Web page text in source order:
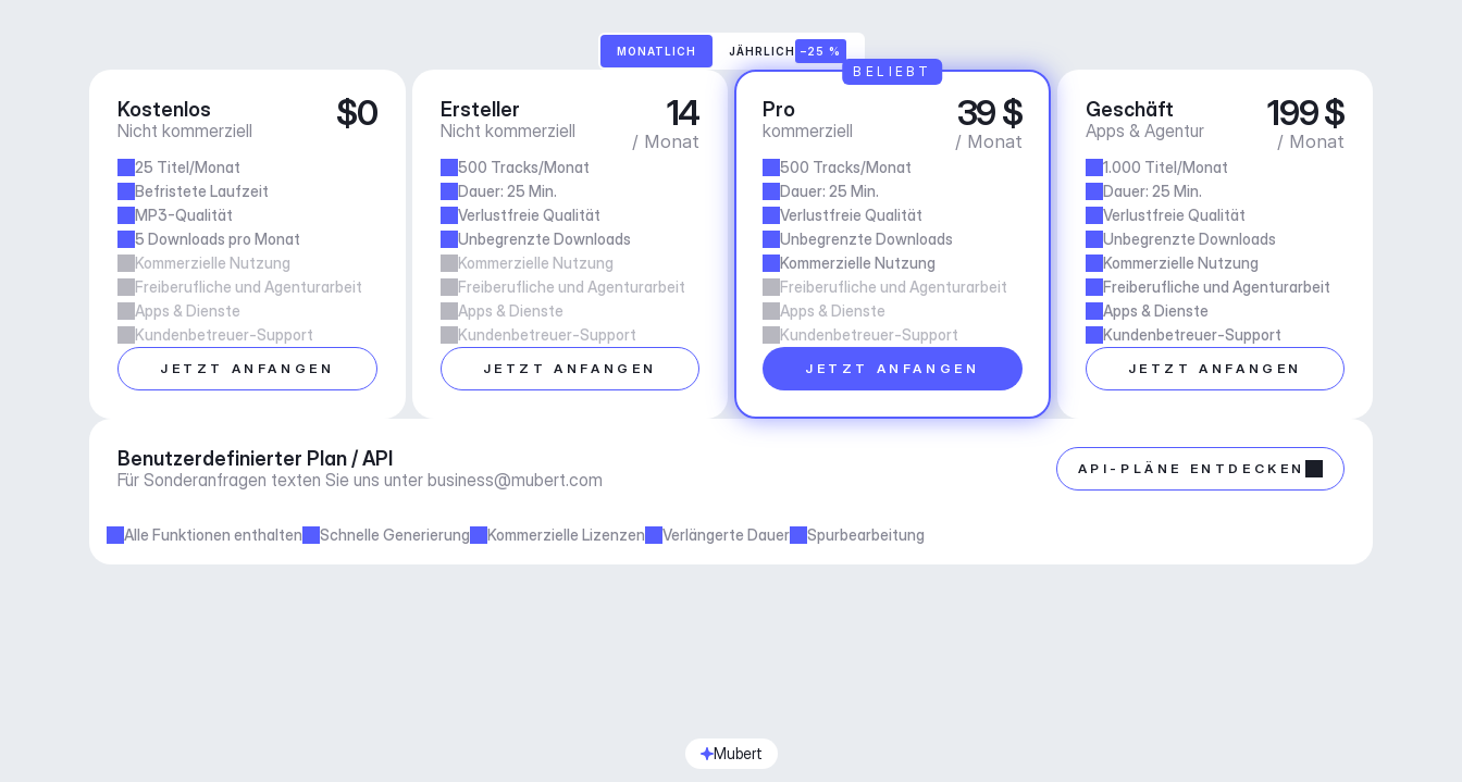
MONATLICH JÄHRLICH –25 %
Kostenlos
Nicht kommerziell $0
25 Titel/Monat
Befristete Laufzeit
MP3-Qualität
5 Downloads pro Monat
Kommerzielle Nutzung
Freiberufliche und Agenturarbeit
Apps & Dienste
Kundenbetreuer-Support
JETZT ANFANGEN
Ersteller
Nicht kommerziell 14
/ Monat
500 Tracks/Monat
Dauer: 25 Min.
Verlustfreie Qualität
Unbegrenzte Downloads
Kommerzielle Nutzung
Freiberufliche und Agenturarbeit
Apps & Dienste
Kundenbetreuer-Support
JETZT ANFANGEN
Pro
kommerziell 39 $
/ Monat
500 Tracks/Monat
Dauer: 25 Min.
Verlustfreie Qualität
Unbegrenzte Downloads
Kommerzielle Nutzung
Freiberufliche und Agenturarbeit
Apps & Dienste
Kundenbetreuer-Support
JETZT ANFANGEN
BELIEBT
Geschäft
Apps & Agentur 199 $
/ Monat
1.000 Titel/Monat
Dauer: 25 Min.
Verlustfreie Qualität
Unbegrenzte Downloads
Kommerzielle Nutzung
Freiberufliche und Agenturarbeit
Apps & Dienste
Kundenbetreuer-Support
JETZT ANFANGEN
Benutzerdefinierter Plan / API
Für Sonderanfragen texten Sie uns unter business@mubert.com
API-PLÄNE ENTDECKEN
Alle Funktionen enthalten Schnelle Generierung Kommerzielle Lizenzen Verlängerte Dauer Spurbearbeitung
Mubert